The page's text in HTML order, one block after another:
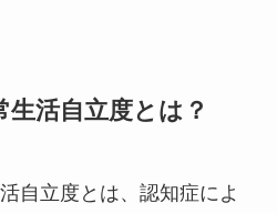
活自立度とは？
自立度とは、認知症によ